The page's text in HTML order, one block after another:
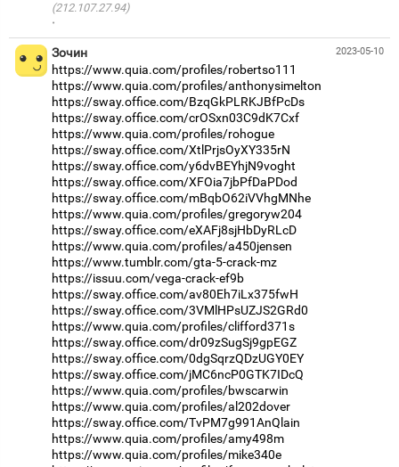
(212.107.27.94)
·
2023-05-10
Зочин
https://www.quia.com/profiles/robertso111
https://www.quia.com/profiles/anthonysimelton
https://sway.office.com/BzqGkPLRKJBfPcDs
https://sway.office.com/crOSxn03C9dK7Cxf
https://www.quia.com/profiles/rohogue
https://sway.office.com/XtlPrjsOyXY335rN
https://sway.office.com/y6dvBEYhjN9voght
https://sway.office.com/XFOia7jbPfDaPDod
https://sway.office.com/mBqbO62iVVhgMNhe
https://www.quia.com/profiles/gregoryw204
https://sway.office.com/eXAFj8sjHbDyRLcD
https://www.quia.com/profiles/a450jensen
https://www.tumblr.com/gta-5-crack-mz
https://issuu.com/vega-crack-ef9b
https://sway.office.com/av80Eh7iLx375fwH
https://sway.office.com/3VMlHPsUZJS2GRd0
https://www.quia.com/profiles/clifford371s
https://sway.office.com/dr09zSugSj9gpEGZ
https://sway.office.com/0dgSqrzQDzUGY0EY
https://sway.office.com/jMC6ncP0GTK7IDcQ
https://www.quia.com/profiles/bwscarwin
https://www.quia.com/profiles/al202dover
https://sway.office.com/TvPM7g991AnQlain
https://www.quia.com/profiles/amy498m
https://www.quia.com/profiles/mike340e